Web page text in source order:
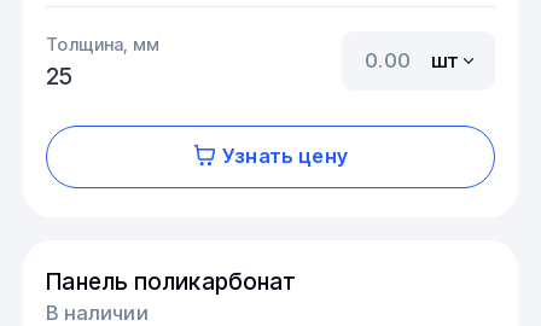
Толщина, мм
25
шт
Узнать цену
Панель поликарбонат
В наличии